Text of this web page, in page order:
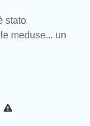
stato
meduse... un